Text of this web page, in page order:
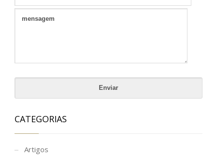
CATEGORIAS
Artigos